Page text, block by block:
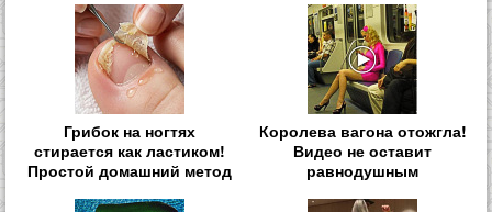
Грибок на ногтях
стирается как ластиком!
Простой домашний метод
Королева вагона отожгла!
Видео не оставит
равнодушным